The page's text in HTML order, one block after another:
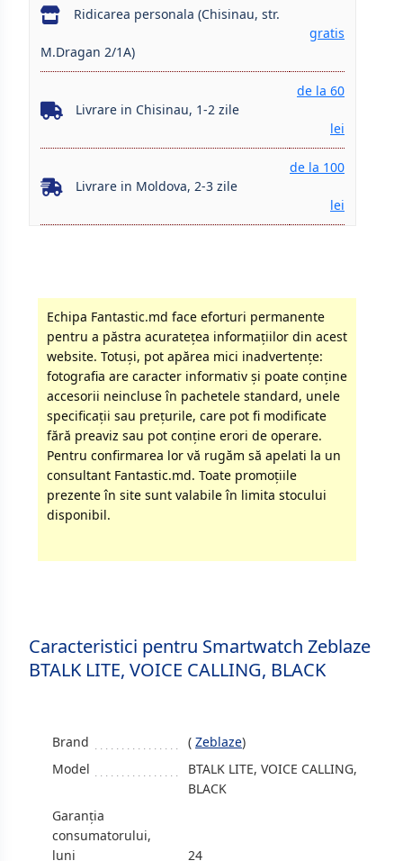
Ridicarea personala (Chisinau, str.
M.Dragan 2/1A)
gratis
Livrare in Chisinau, 1-2 zile
de la 60
lei
Livrare in Moldova, 2-3 zile
de la 100
lei
Echipa Fantastic.md face eforturi permanente
pentru a păstra acurateţea informaţiilor din acest
website. Totuși, pot apărea mici inadvertenţe:
fotografia are caracter informativ şi poate conţine
accesorii neincluse în pachetele standard, unele
specificaţii sau preţurile, care pot fi modificate
fără preaviz sau pot conţine erori de operare.
Pentru confirmarea lor vă rugăm să apelati la un
consultant Fantastic.md. Toate promoţiile
prezente în site sunt valabile în limita stocului
disponibil.
Caracteristici pentru Smartwatch Zeblaze
BTALK LITE, VOICE CALLING, BLACK
Brand ( Zeblaze)
Model
BTALK LITE, VOICE CALLING,
BLACK
Garanția
consumatorului,
luni
24